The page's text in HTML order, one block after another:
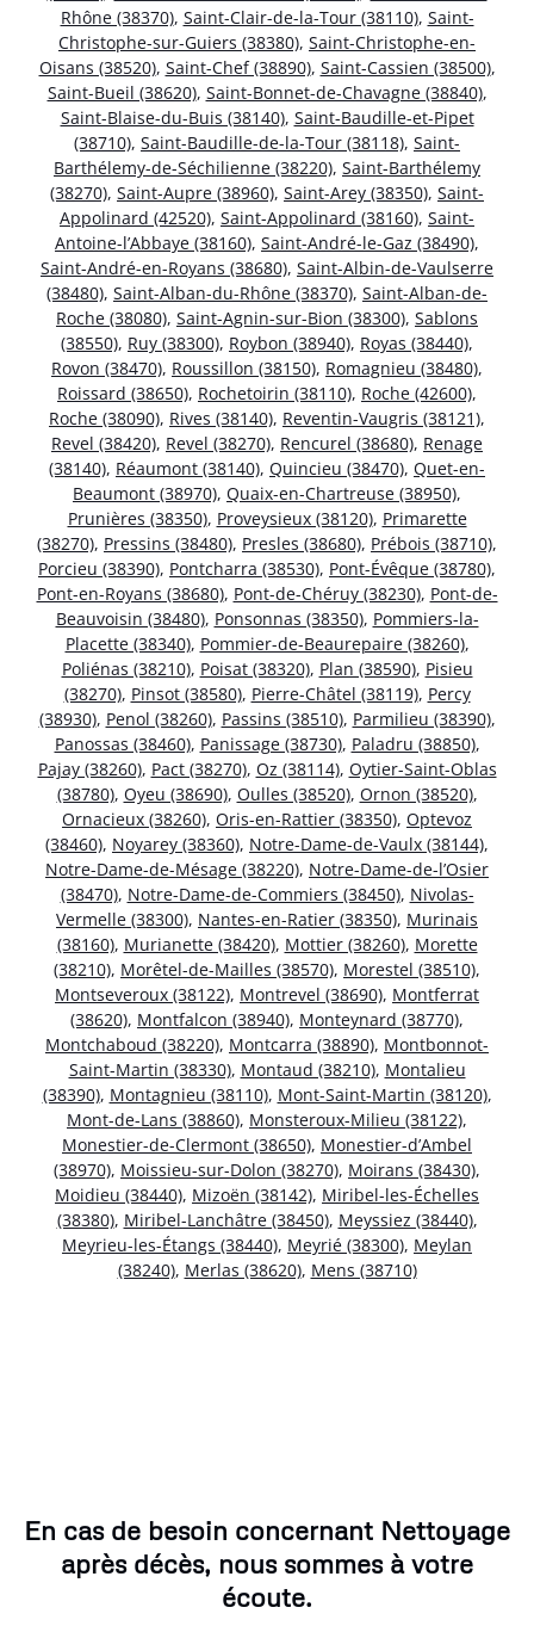
Rhône (38370), Saint-Clair-de-la-Tour (38110), Saint-
Christophe-sur-Guiers (38380), Saint-Christophe-en-
Oisans (38520), Saint-Chef (38890), Saint-Cassien (38500),
Saint-Bueil (38620), Saint-Bonnet-de-Chavagne (38840),
Saint-Blaise-du-Buis (38140), Saint-Baudille-et-Pipet
(38710), Saint-Baudille-de-la-Tour (38118), Saint-
Barthélemy-de-Séchilienne (38220), Saint-Barthélemy
(38270), Saint-Aupre (38960), Saint-Arey (38350), Saint-
Appolinard (42520), Saint-Appolinard (38160), Saint-
Antoine-l’Abbaye (38160), Saint-André-le-Gaz (38490),
Saint-André-en-Royans (38680), Saint-Albin-de-Vaulserre
(38480), Saint-Alban-du-Rhône (38370), Saint-Alban-de-
Roche (38080), Saint-Agnin-sur-Bion (38300), Sablons
(38550), Ruy (38300), Roybon (38940), Royas (38440),
Rovon (38470), Roussillon (38150), Romagnieu (38480),
Roissard (38650), Rochetoirin (38110), Roche (42600),
Roche (38090), Rives (38140), Reventin-Vaugris (38121),
Revel (38420), Revel (38270), Rencurel (38680), Renage
(38140), Réaumont (38140), Quincieu (38470), Quet-en-
Beaumont (38970), Quaix-en-Chartreuse (38950),
Prunières (38350), Proveysieux (38120), Primarette
(38270), Pressins (38480), Presles (38680), Prébois (38710),
Porcieu (38390), Pontcharra (38530), Pont-Évêque (38780),
Pont-en-Royans (38680), Pont-de-Chéruy (38230), Pont-de-
Beauvoisin (38480), Ponsonnas (38350), Pommiers-la-
Placette (38340), Pommier-de-Beaurepaire (38260),
Poliénas (38210), Poisat (38320), Plan (38590), Pisieu
(38270), Pinsot (38580), Pierre-Châtel (38119), Percy
(38930), Penol (38260), Passins (38510), Parmilieu (38390),
Panossas (38460), Panissage (38730), Paladru (38850),
Pajay (38260), Pact (38270), Oz (38114), Oytier-Saint-Oblas
(38780), Oyeu (38690), Oulles (38520), Ornon (38520),
Ornacieux (38260), Oris-en-Rattier (38350), Optevoz
(38460), Noyarey (38360), Notre-Dame-de-Vaulx (38144),
Notre-Dame-de-Mésage (38220), Notre-Dame-de-l’Osier
(38470), Notre-Dame-de-Commiers (38450), Nivolas-
Vermelle (38300), Nantes-en-Ratier (38350), Murinais
(38160), Murianette (38420), Mottier (38260), Morette
(38210), Morêtel-de-Mailles (38570), Morestel (38510),
Montseveroux (38122), Montrevel (38690), Montferrat
(38620), Montfalcon (38940), Monteynard (38770),
Montchaboud (38220), Montcarra (38890), Montbonnot-
Saint-Martin (38330), Montaud (38210), Montalieu
(38390), Montagnieu (38110), Mont-Saint-Martin (38120),
Mont-de-Lans (38860), Monsteroux-Milieu (38122),
Monestier-de-Clermont (38650), Monestier-d’Ambel
(38970), Moissieu-sur-Dolon (38270), Moirans (38430),
Moidieu (38440), Mizoën (38142), Miribel-les-Échelles
(38380), Miribel-Lanchâtre (38450), Meyssiez (38440),
Meyrieu-les-Étangs (38440), Meyrié (38300), Meylan
(38240), Merlas (38620), Mens (38710)
En cas de besoin concernant Nettoyage
après décès, nous sommes à votre
écoute.